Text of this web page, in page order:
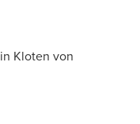
Kloten von